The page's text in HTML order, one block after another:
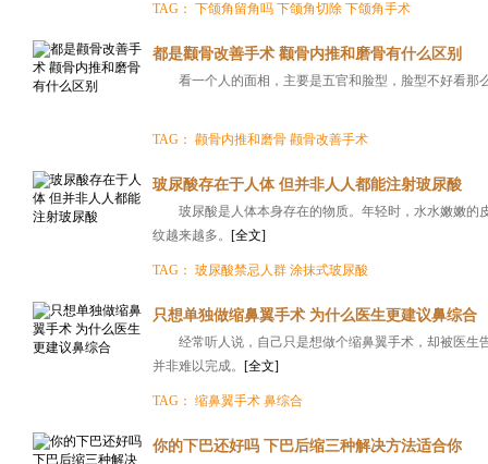
TAG： 下颌角留角吗 下颌角切除 下颌角手术
都是颧骨改善手术 颧骨内推和磨骨有什么区别
看一个人的面相，主要是五官和脸型，脸型不好看
TAG： 颧骨内推和磨骨 颧骨改善手术
玻尿酸存在于人体 但并非人人都能注射玻尿酸
玻尿酸是人体本身存在的物质。年轻时，水水嫩嫩
纹越来越多。 [全文]
TAG： 玻尿酸禁忌人群 涂抹式玻尿酸
只想单独做缩鼻翼手术 为什么医生更建议鼻综合
经常听人说，自己只是想做个缩鼻翼手术，却被医
并非难以完成。 [全文]
TAG： 缩鼻翼手术 鼻综合
你的下巴还好吗 下巴后缩三种解决方法适合你